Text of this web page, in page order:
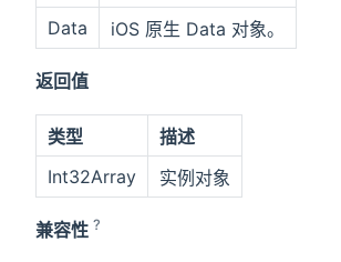
Data
iOS 原生 Data 对象。
返回值
类型
描述
Int32Array
实例对象
兼容性 ?